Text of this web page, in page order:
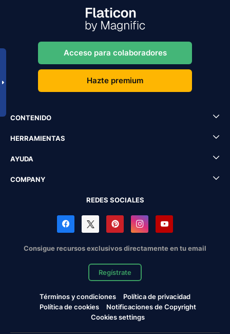
Acceso para colaboradores
Hazte premium
CONTENIDO
HERRAMIENTAS
AYUDA
COMPANY
REDES SOCIALES
Consigue recursos exclusivos directamente en tu email
Regístrate
Términos y condiciones
Política de privacidad
Política de cookies
Notificaciones de Copyright
Cookies settings